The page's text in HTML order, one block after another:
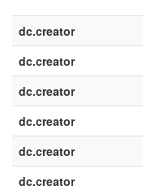
dc.creator
dc.creator
dc.creator
dc.creator
dc.creator
dc.creator